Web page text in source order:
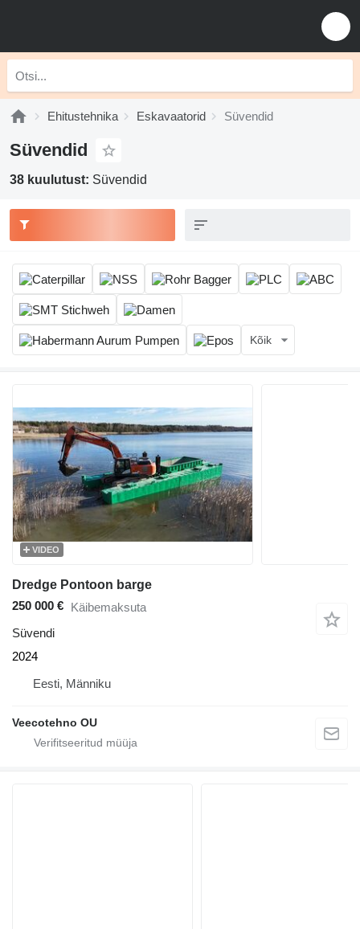
Ehitustehnika Eskavaatorid Süvendid
Süvendid
38 kuulutust: Süvendid
Kõik
VIDEO
Dredge Pontoon barge
250 000 € Käibemaksuta
Süvendi
2024
Eesti, Männiku
Veecotehno OU